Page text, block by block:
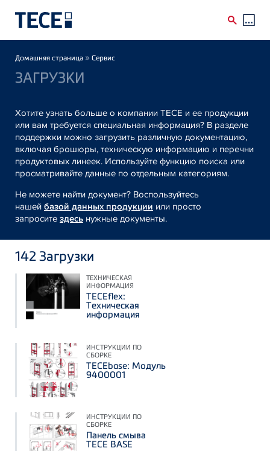
Breadcrumb
Домашняя страница » Сервис
ЗАГРУЗКИ
Хотите узнать больше о компании TECE и ее продукции
или вам требуется специальная информация? В разделе
поддержки можно загрузить различную документацию,
включая брошюры, техническую информацию и перечни
продуктовых линеек. Используйте функцию поиска или
просматривайте данные по отдельным категориям.
Не можете найти документ? Воспользуйтесь
нашейбазой данных продукции или просто
запроситездесь нужные документы.
142Загрузки
ТЕХНИЧЕСКАЯ
ИНФОРМАЦИЯ
TECEflex:
Техническая
информация
ИНСТРУКЦИИ ПО
СБОРКЕ
TECEbase: Модуль
9400001
ИНСТРУКЦИИ ПО
СБОРКЕ
Панель смыва
TECE BASE